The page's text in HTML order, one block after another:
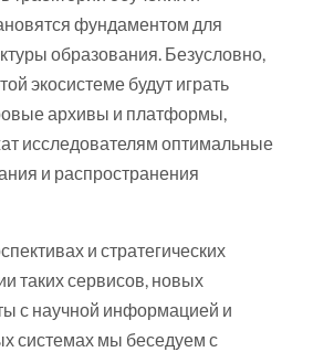
фундаментом для
образования. Безусловно,
экосистеме будут играть
архивы и платформы,
исследователям оптимальные
и распространения
и стратегических
таких сервисов, новых
с научной информацией и
системах мы беседуем с